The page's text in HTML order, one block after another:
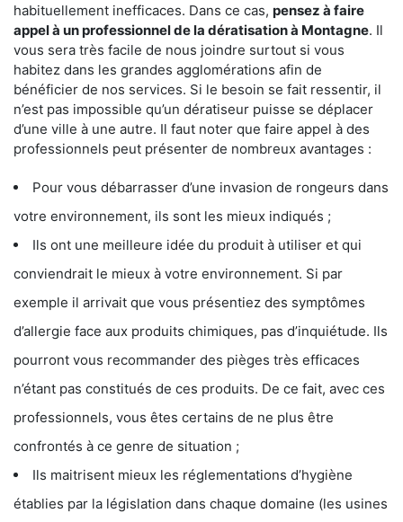
habituellement inefficaces. Dans ce cas, pensez à faire
appel à un professionnel de la dératisation à Montagne. Il
vous sera très facile de nous joindre surtout si vous
habitez dans les grandes agglomérations afin de
bénéficier de nos services. Si le besoin se fait ressentir, il
n’est pas impossible qu’un dératiseur puisse se déplacer
d’une ville à une autre. Il faut noter que faire appel à des
professionnels peut présenter de nombreux avantages :
Pour vous débarrasser d’une invasion de rongeurs dans
votre environnement, ils sont les mieux indiqués ;
Ils ont une meilleure idée du produit à utiliser et qui
conviendrait le mieux à votre environnement. Si par
exemple il arrivait que vous présentiez des symptômes
d’allergie face aux produits chimiques, pas d’inquiétude. Ils
pourront vous recommander des pièges très efficaces
n’étant pas constitués de ces produits. De ce fait, avec ces
professionnels, vous êtes certains de ne plus être
confrontés à ce genre de situation ;
Ils maitrisent mieux les réglementations d’hygiène
établies par la législation dans chaque domaine (les usines